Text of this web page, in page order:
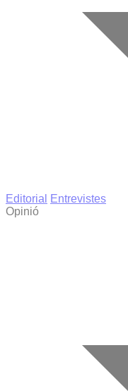
Editorial
Entrevistes
Opinió